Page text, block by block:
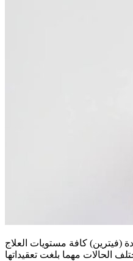
(فيترين) كافة مستويات العلاج